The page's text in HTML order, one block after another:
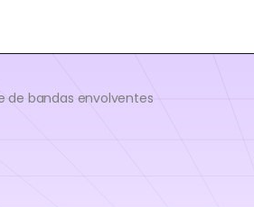
de bandas envolventes